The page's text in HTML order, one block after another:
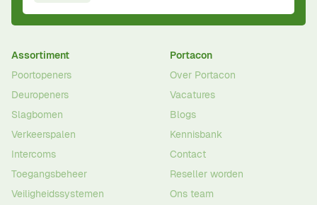
Assortiment
Poortopeners
Deuropeners
Slagbomen
Verkeerspalen
Intercoms
Toegangsbeheer
Veiligheidssystemen
Portacon
Over Portacon
Vacatures
Blogs
Kennisbank
Contact
Reseller worden
Ons team